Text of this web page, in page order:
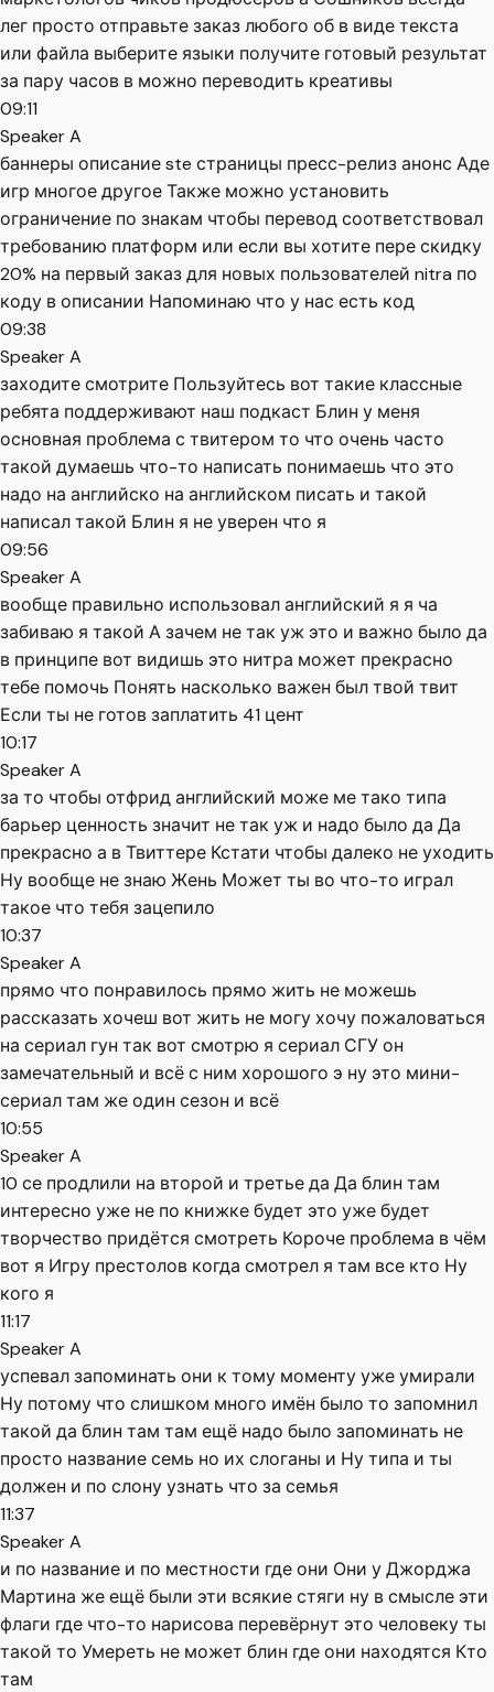
лег просто отправьте заказ любого об в виде текста
или файла выберите языки получите готовый результат
за пару часов в можно переводить креативы
09:11
Speaker A
баннеры описание ste страницы пресс-релиз анонс Аде
игр многое другое Также можно установить
ограничение по знакам чтобы перевод соответствовал
требованию платформ или если вы хотите пере скидку
20% на первый заказ для новых пользователей nitra по
коду в описании Напоминаю что у нас есть код
09:38
Speaker A
заходите смотрите Пользуйтесь вот такие классные
ребята поддерживают наш подкаст Блин у меня
основная проблема с твитером то что очень часто
такой думаешь что-то написать понимаешь что это
надо на английско на английском писать и такой
написал такой Блин я не уверен что я
09:56
Speaker A
вообще правильно использовал английский я я ча
забиваю я такой А зачем не так уж это и важно было да
в принципе вот видишь это нитра может прекрасно
тебе помочь Понять насколько важен был твой твит
Если ты не готов заплатить 41 цент
10:17
Speaker A
за то чтобы отфрид английский може ме тако типа
барьер ценность значит не так уж и надо было да Да
прекрасно а в Твиттере Кстати чтобы далеко не уходить
Ну вообще не знаю Жень Может ты во что-то играл
такое что тебя зацепило
10:37
Speaker A
прямо что понравилось прямо жить не можешь
рассказать хочеш вот жить не могу хочу пожаловаться
на сериал гун так вот смотрю я сериал СГУ он
замечательный и всё с ним хорошого э ну это мини-
сериал там же один сезон и всё
10:55
Speaker A
10 се продлили на второй и третье да Да блин там
интересно уже не по книжке будет это уже будет
творчество придётся смотреть Короче проблема в чём
вот я Игру престолов когда смотрел я там все кто Ну
кого я
11:17
Speaker A
успевал запоминать они к тому моменту уже умирали
Ну потому что слишком много имён было то запомнил
такой да блин там там ещё надо было запоминать не
просто название семь но их слоганы и Ну типа и ты
должен и по слону узнать что за семья
11:37
Speaker A
и по название и по местности где они Они у Джорджа
Мартина же ещё были эти всякие стяги ну в смысле эти
флаги где что-то нарисова перевёрнут это человеку ты
такой то Умереть не может блин где они находятся Кто
там